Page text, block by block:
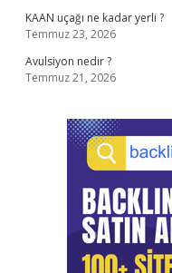
KAAN uçağı ne kadar yerli ?
Temmuz 23, 2026
Avulsiyon nedir ?
Temmuz 21, 2026